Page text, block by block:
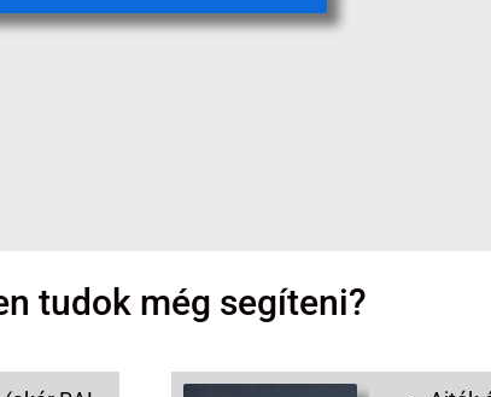
tudok még segíteni?